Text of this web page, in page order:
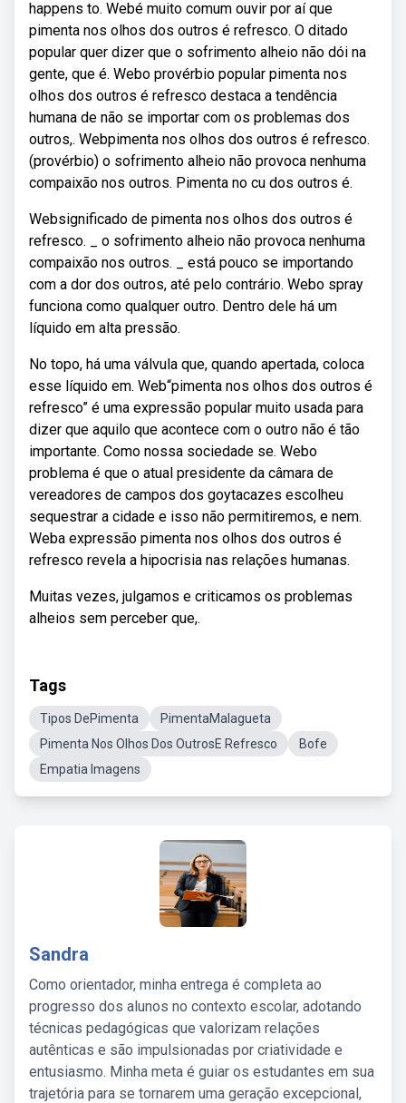
happens to. Webé muito comum ouvir por aí que
pimenta nos olhos dos outros é refresco. O ditado
popular quer dizer que o sofrimento alheio não dói na
gente, que é. Webo provérbio popular pimenta nos
olhos dos outros é refresco destaca a tendência
humana de não se importar com os problemas dos
outros,. Webpimenta nos olhos dos outros é refresco.
(provérbio) o sofrimento alheio não provoca nenhuma
compaixão nos outros. Pimenta no cu dos outros é.
Websignificado de pimenta nos olhos dos outros é
refresco. _ o sofrimento alheio não provoca nenhuma
compaixão nos outros. _ está pouco se importando
com a dor dos outros, até pelo contrário. Webo spray
funciona como qualquer outro. Dentro dele há um
líquido em alta pressão.
No topo, há uma válvula que, quando apertada, coloca
esse líquido em. Web“pimenta nos olhos dos outros é
refresco” é uma expressão popular muito usada para
dizer que aquilo que acontece com o outro não é tão
importante. Como nossa sociedade se. Webo
problema é que o atual presidente da câmara de
vereadores de campos dos goytacazes escolheu
sequestrar a cidade e isso não permitiremos, e nem.
Weba expressão pimenta nos olhos dos outros é
refresco revela a hipocrisia nas relações humanas.
Muitas vezes, julgamos e criticamos os problemas
alheios sem perceber que,.
Tags
Tipos DePimenta
PimentaMalagueta
Pimenta Nos Olhos Dos OutrosE Refresco
Bofe
Empatia Imagens
Sandra
Como orientador, minha entrega é completa ao
progresso dos alunos no contexto escolar, adotando
técnicas pedagógicas que valorizam relações
autênticas e são impulsionadas por criatividade e
entusiasmo. Minha meta é guiar os estudantes em sua
trajetória para se tornarem uma geração excepcional,